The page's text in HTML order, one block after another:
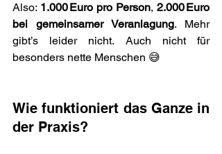
Also: 1.000 Euro pro Person, 2.000 Euro
bei gemeinsamer Veranlagung. Mehr
gibt’s leider nicht. Auch nicht für
besonders nette Menschen 😅
Wie funktioniert das Ganze in
der Praxis?